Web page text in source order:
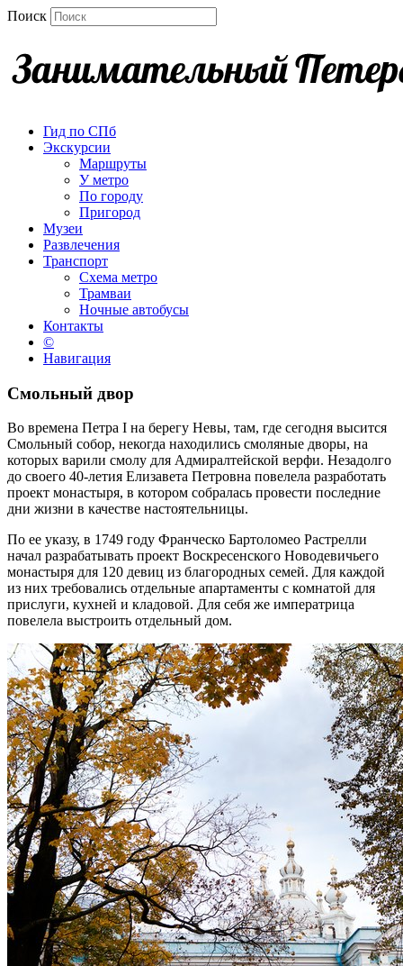
Поиск
Гид по СПб
Экскурсии
Маршруты
У метро
По городу
Пригород
Музеи
Развлечения
Транспорт
Схема метро
Трамваи
Ночные автобусы
Контакты
©
Навигация
Смольный двор
Во времена Петра I на берегу Невы, там, где сегодня высится
Смольный собор, некогда находились смоляные дворы, на
которых варили смолу для Адмиралтейской верфи. Незадолго
до своего 40-летия Елизавета Петровна повелела разработать
проект монастыря, в котором собралась провести последние
дни жизни в качестве настоятельницы.
По ее указу, в 1749 году Франческо Бартоломео Растрелли
начал разрабатывать проект Воскресенского Новодевичьего
монастыря для 120 девиц из благородных семей. Для каждой
из них требовались отдельные апартаменты с комнатой для
прислуги, кухней и кладовой. Для себя же императрица
повелела выстроить отдельный дом.